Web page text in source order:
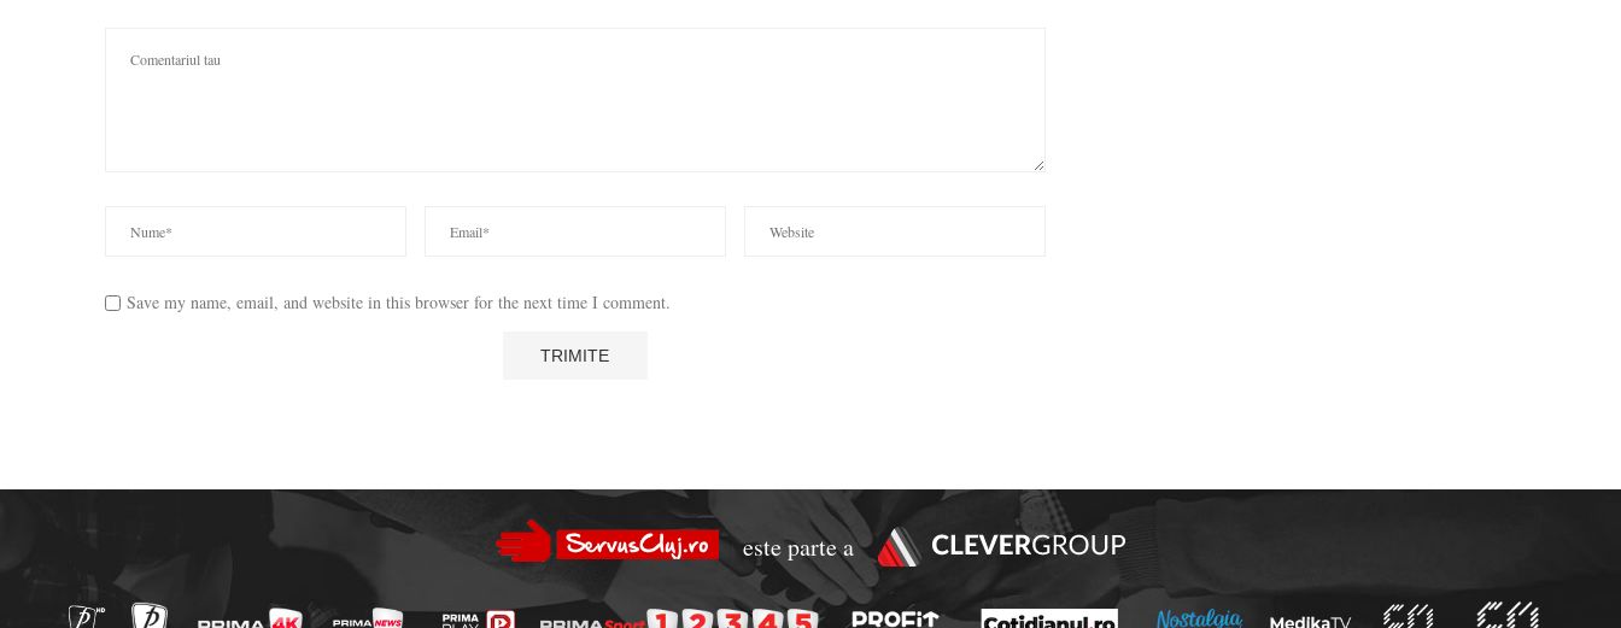
Save my name, email, and website in this browser for the next time I comment.
este parte a